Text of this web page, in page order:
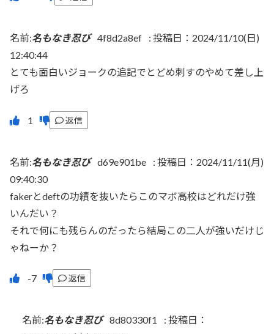
名前:名もなき忍び 4f8d2a8ef : 投稿日：2024/11/10(日)
12:40:44
とても面白いジョークの追記でとどめ刺すのやめて差し上
げろ
返信
名前:名もなき忍び d69e901be : 投稿日：2024/11/11(月)
09:40:30
fakerとdeftの功績を抜いたらこのマボ高校はどれだけ強
いんだい？
それで何にも残らんのだったら結局この二人が強いだけじ
ゃねーか？
返信
名前:名もなき忍び 8d80330f1 : 投稿日：